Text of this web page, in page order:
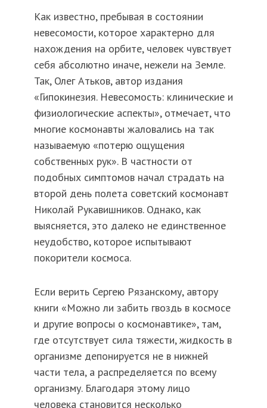
Как известно, пребывая в состоянии
невесомости, которое характерно для
нахождения на орбите, человек чувствует
себя абсолютно иначе, нежели на Земле.
Так, Олег Атьков, автор издания
«Гипокинезия. Невесомость: клинические и
физиологические аспекты», отмечает, что
многие космонавты жаловались на так
называемую «потерю ощущения
собственных рук». В частности от
подобных симптомов начал страдать на
второй день полета советский космонавт
Николай Рукавишников. Однако, как
выясняется, это далеко не единственное
неудобство, которое испытывают
покорители космоса.
Если верить Сергею Рязанскому, автору
книги «Можно ли забить гвоздь в космосе
и другие вопросы о космонавтике», там,
где отсутствует сила тяжести, жидкость в
организме депонируется не в нижней
части тела, а распределяется по всему
организму. Благодаря этому лицо
человека становится несколько